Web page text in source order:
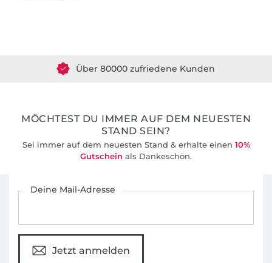
MÖCHTEST DU IMMER AUF DEM NEUESTEN
STAND SEIN?
Sei immer auf dem neuesten Stand & erhalte einen 10%
Gutschein als Dankeschön.
Deine Mail-Adresse
Jetzt anmelden